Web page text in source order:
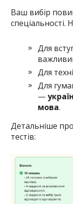
Ваш вибір
спеціальності.
Для
Для
Для
—
мова.
Детальніше
тестів: